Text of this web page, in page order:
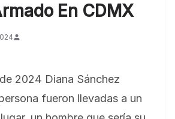
En CDMX
2024 Diana Sánchez
fueron llevadas a un